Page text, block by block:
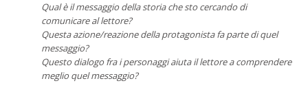
Qual è il messaggio della storia che sto cercando di
comunicare al lettore?
Questa azione/reazione della protagonista fa parte di quel
messaggio?
Questo dialogo fra i personaggi aiuta il lettore a comprendere
meglio quel messaggio?